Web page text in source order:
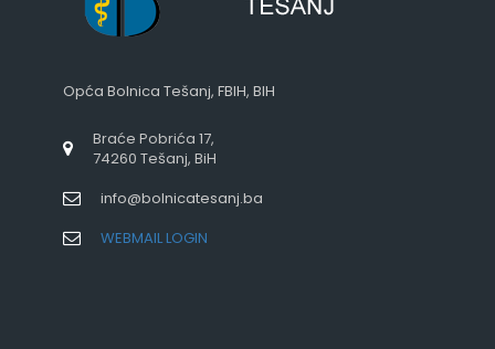
Opća Bolnica Tešanj, FBIH, BIH
Braće Pobrića 17,
74260 Tešanj, BiH
info@bolnicatesanj.ba
WEBMAIL LOGIN